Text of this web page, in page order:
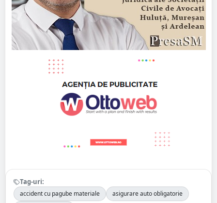
Tag-uri:
accident cu pagube materiale
asigurare auto obligatorie